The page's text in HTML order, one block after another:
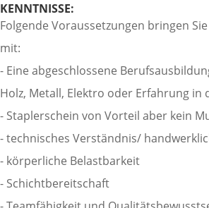
KENNTNISSE:
Folgende Voraussetzungen bringen
mit:
- Eine abgeschlossene
Holz, Metall, Elektro oder Erfahrung in
- Staplerschein von Vorteil aber kein
- technisches Verständnis/
- körperliche Belastbarkeit
- Schichtbereitschaft